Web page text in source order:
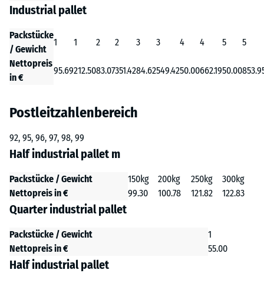
Industrial pallet
Packstücke
/ Gewicht
1 1 2 2 3 3 4 4 5
5
Nettopreis
in €
95.69212.5083.07351.4284.62549.4250.00662.1950.00
Postleitzahlenbereich
92, 95, 96, 97, 98, 99
Half industrial pallet m
Packstücke / Gewicht 150kg 200kg 250kg
300kg
Nettopreis in €
99.30 100.78 121.82 122.83
Quarter industrial pallet
Packstücke / Gewicht
1
Nettopreis in €
55.00
Half industrial pallet